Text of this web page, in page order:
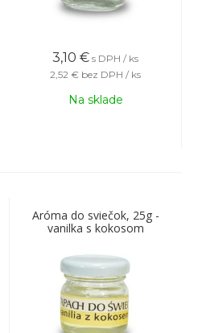
3,10 € s DPH / ks
2,52 € bez DPH / ks
Na sklade
Aróma do sviečok, 25g -
vanilka s kokosom